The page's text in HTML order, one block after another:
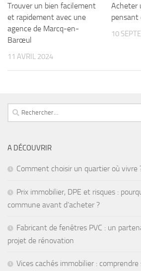
Trouver un bien facilement
et rapidement avec une
agence de Marcq-en-
Barœul
11 AVRIL 2024
Acheter
pensant
10
Rechercher :
A DÉCOUVRIR
Comment choisir un quartier où vivre
Prix immobilier, DPE et risques :
commune avant d’acheter ?
Fabricant de fenêtres PVC : un
projet de rénovation
Vices cachés immobilier :